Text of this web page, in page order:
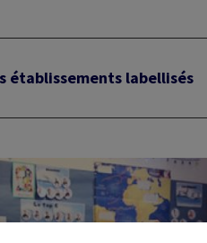
établissements labellisés